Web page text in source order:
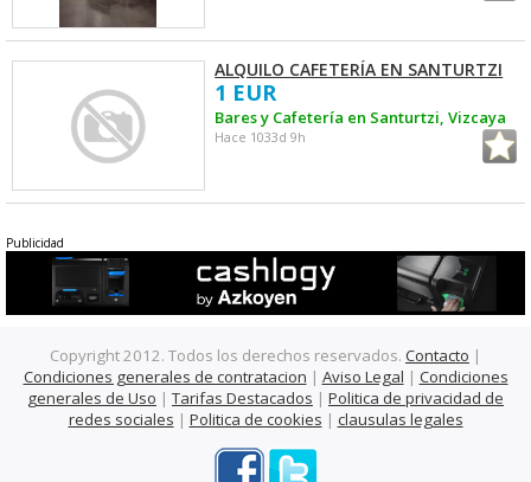
ALQUILO CAFETERÍA EN SANTURTZI
1 EUR
Bares y Cafetería en Santurtzi, Vizcaya
Hace 1033d 9h
Publicidad
Copyright 2012. Todos los derechos reservados. Contacto |
Condiciones generales de contratacion | Aviso Legal | Condiciones
generales de Uso | Tarifas Destacados | Politica de privacidad de
redes sociales | Politica de cookies | clausulas legales